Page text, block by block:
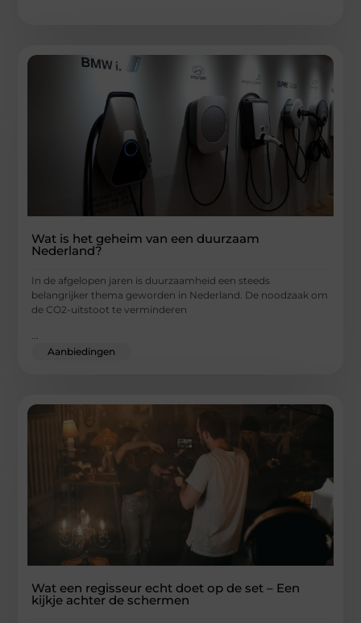
Wat is het geheim van een duurzaam
Nederland?
In de afgelopen jaren is duurzaamheid een steeds
belangrijker thema geworden in Nederland. De noodzaak om
de CO2-uitstoot te verminderen
...
Aanbiedingen
Wat een regisseur echt doet op de set – Een
kijkje achter de schermen